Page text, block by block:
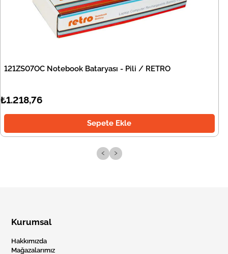
121ZS07OC Notebook Bataryası - Pili / RETRO
₺1.218,76
Sepete Ekle
‹ ›
Kurumsal
Hakkımızda
Mağazalarımız